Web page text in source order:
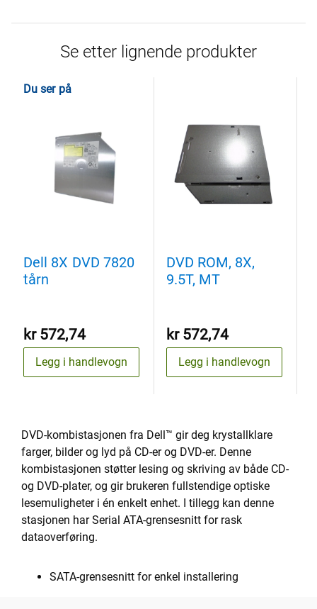
Se etter lignende produkter
Du ser på
Dell 8X DVD 7820
tårn
kr 572,74
Legg i handlevogn
DVD ROM, 8X,
9.5T, MT
kr 572,74
Legg i handlevogn
DVD-kombistasjonen fra Dell™ gir deg krystallklare
farger, bilder og lyd på CD-er og DVD-er. Denne
kombistasjonen støtter lesing og skriving av både CD-
og DVD-plater, og gir brukeren fullstendige optiske
lesemuligheter i én enkelt enhet. I tillegg kan denne
stasjonen har Serial ATA-grensesnitt for rask
dataoverføring.
SATA-grensesnitt for enkel installering